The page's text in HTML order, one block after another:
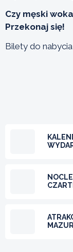
Czy męski
Przekonaj się!
Bilety do nabycia